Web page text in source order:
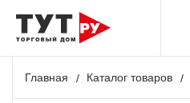
Главная Каталог товаров